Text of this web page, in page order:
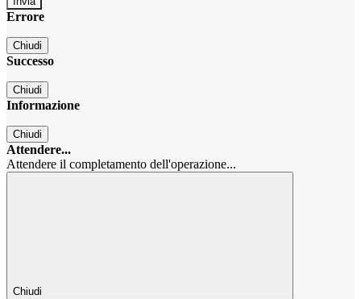
Errore
Chiudi
Successo
Chiudi
Informazione
Chiudi
Attendere...
Attendere il completamento dell'operazione...
Chiudi